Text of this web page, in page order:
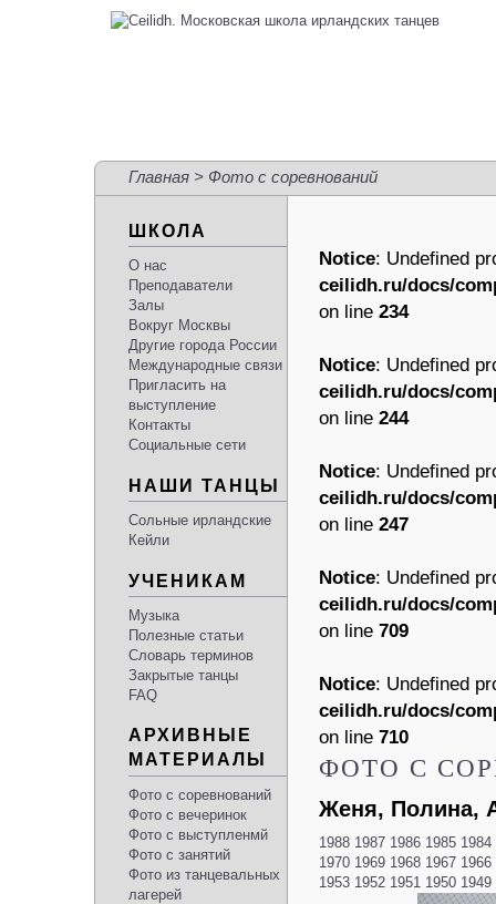
Главная > Фото с соревнований
ШКОЛА
О нас
Преподаватели
Залы
Вокруг Москвы
Другие города России
Международные связи
Пригласить на
выступление
Контакты
Социальные сети
НАШИ ТАНЦЫ
Сольные ирландские
Кейли
УЧЕНИКАМ
Музыка
Полезные статьи
Словарь терминов
Закрытые танцы
FAQ
АРХИВНЫЕ
МАТЕРИАЛЫ
Фото с соревнований
Фото с вечеринок
Фото с выступленмй
Фото с занятий
Фото из танцевальных
лагерей
Notice: Undefined
ceilidh.ru/docs/
on line 234
Notice: Undefined
ceilidh.ru/docs/
on line 244
Notice: Undefined
ceilidh.ru/docs/
on line 247
Notice: Undefined
ceilidh.ru/docs/
on line 709
Notice: Undefined
ceilidh.ru/docs/
on line 710
ФОТО С
Женя, Полина,
1988 1987 1986 1985 1984
1970 1969 1968 1967 1966
1953 1952 1951 1950 1949